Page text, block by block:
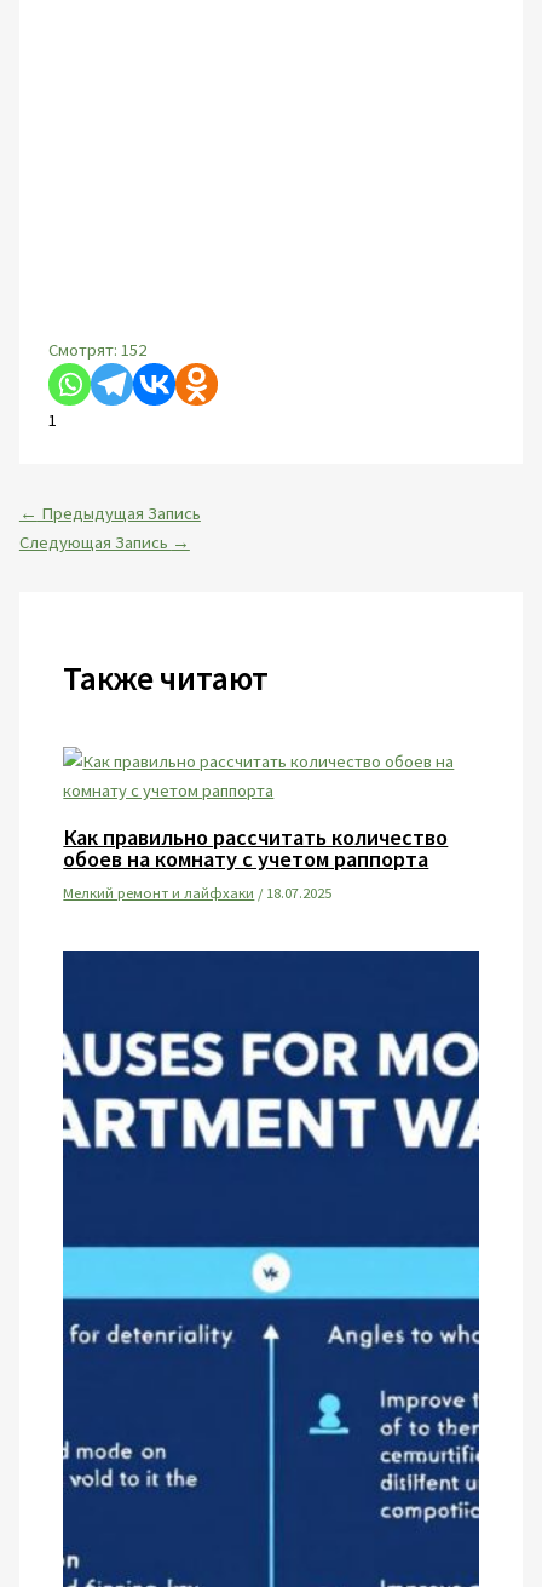
Смотрят: 152
1
← Предыдущая Запись
Следующая Запись →
Также читают
Как правильно рассчитать количество
обоев на комнату с учетом раппорта
Мелкий ремонт и лайфхаки /18.07.2025